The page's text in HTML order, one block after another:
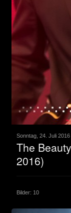
Sonntag, 24. Juli 2016
The
2016)
Bilder: 10